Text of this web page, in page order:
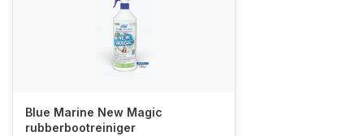
Blue Marine New Magic
rubberbootreiniger